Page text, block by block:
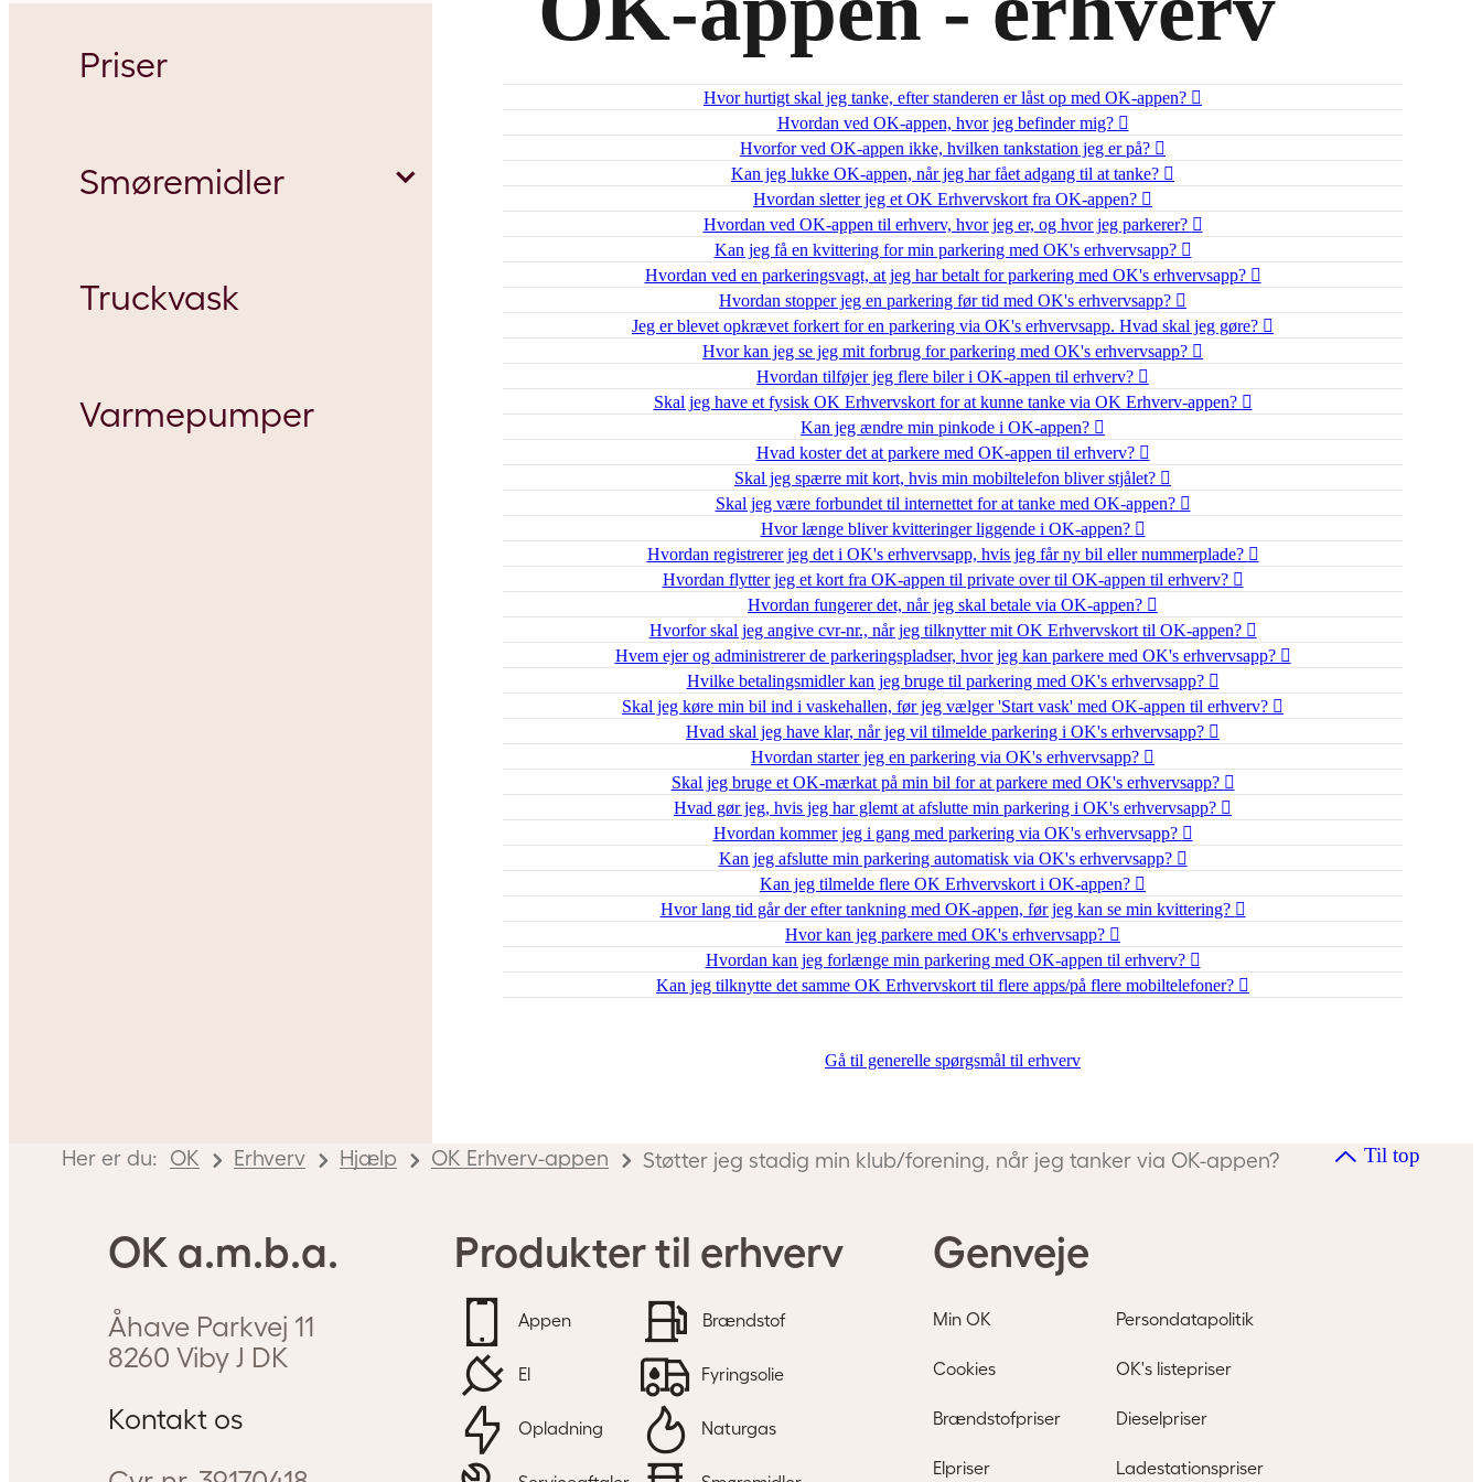
Priser
Smøremidler
Bionedbrydelige smøremidler
Truckvask
Varmepumper
Hvor hurtigt skal jeg tanke, efter standeren er låst op med OK-appen?
Hvordan ved OK-appen, hvor jeg befinder mig?
Hvorfor ved OK-appen ikke, hvilken tankstation jeg er på?
Kan jeg lukke OK-appen, når jeg har fået adgang til at tanke?
Hvordan sletter jeg et OK Erhvervskort fra OK-appen?
Hvordan ved OK-appen til erhverv, hvor jeg er, og hvor jeg parkerer?
Kan jeg få en kvittering for min parkering med OK's erhvervsapp?
Hvordan ved en parkeringsvagt, at jeg har betalt for parkering med OK's erhvervsapp?
Hvordan stopper jeg en parkering før tid med OK's erhvervsapp?
Jeg er blevet opkrævet forkert for en parkering via OK's erhvervsapp. Hvad skal jeg gøre?
Hvor kan jeg se jeg mit forbrug for parkering med OK's erhvervsapp?
Hvordan tilføjer jeg flere biler i OK-appen til erhverv?
Skal jeg have et fysisk OK Erhvervskort for at kunne tanke via OK Erhverv-appen?
Kan jeg ændre min pinkode i OK-appen?
Hvad koster det at parkere med OK-appen til erhverv?
Skal jeg spærre mit kort, hvis min mobiltelefon bliver stjålet?
Skal jeg være forbundet til internettet for at tanke med OK-appen?
Hvor længe bliver kvitteringer liggende i OK-appen?
Hvordan registrerer jeg det i OK's erhvervsapp, hvis jeg får ny bil eller nummerplade?
Hvordan flytter jeg et kort fra OK-appen til private over til OK-appen til erhverv?
Hvordan fungerer det, når jeg skal betale via OK-appen?
Hvorfor skal jeg angive cvr-nr., når jeg tilknytter mit OK Erhvervskort til OK-appen?
Hvem ejer og administrerer de parkeringspladser, hvor jeg kan parkere med OK's erhvervsapp?
Hvilke betalingsmidler kan jeg bruge til parkering med OK's erhvervsapp?
Skal jeg køre min bil ind i vaskehallen, før jeg vælger 'Start vask' med OK-appen til erhverv?
Hvad skal jeg have klar, når jeg vil tilmelde parkering i OK's erhvervsapp?
Hvordan starter jeg en parkering via OK's erhvervsapp?
Skal jeg bruge et OK-mærkat på min bil for at parkere med OK's erhvervsapp?
Hvad gør jeg, hvis jeg har glemt at afslutte min parkering i OK's erhvervsapp?
Hvordan kommer jeg i gang med parkering via OK's erhvervsapp?
Kan jeg afslutte min parkering automatisk via OK's erhvervsapp?
Kan jeg tilmelde flere OK Erhvervskort i OK-appen?
Hvor lang tid går der efter tankning med OK-appen, før jeg kan se min kvittering?
Hvor kan jeg parkere med OK's erhvervsapp?
Hvordan kan jeg forlænge min parkering med OK-appen til erhverv?
Kan jeg tilknytte det samme OK Erhvervskort til flere apps/på flere mobiltelefoner?
Gå til generelle spørgsmål til erhverv
Her er du: OK Erhverv Hjælp OK Erhverv-appen Støtter jeg stadig min klub/forening, når jeg tanker via OK-appen? Til top
OK a.m.b.a.
Åhave Parkvej 11
8260 Viby J DK
Kontakt os
Produkter til erhverv
Appen Brændstof
El Fyringsolie
Opladning Naturgas
Genveje
Min OK Persondatapolitik
Cookies OK's listepriser
Brændstofpriser Dieselpriser
Elpriser Ladestationspriser